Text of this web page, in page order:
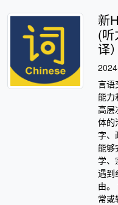
新
(听
译）
言语
能力
高层
体的
字、
能够
学、
遇到
由
常或